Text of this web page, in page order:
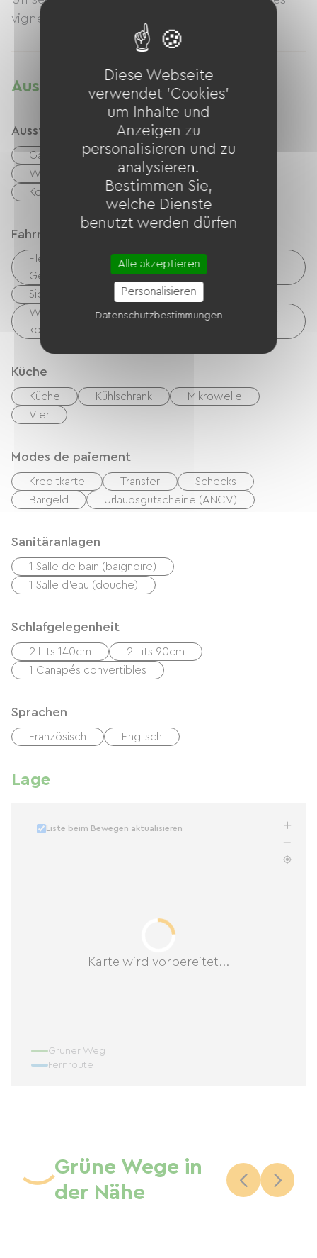
vignes du Bordelais.
Ausstattung
Ausstattung
Garten
Kaffeemaschine
Waschmaschine
Wäschetrockner
Kostenloses WLAN
TV
Fahrradannahme
Elektrische Ladestation (für E-Bike-Akkus, GPS-
Geräte usw.)
Sicherer Fahrradunterstand
Wäschemöglichkeiten vorhanden (kostenlos oder
kostenpflichtig)
Küche
Küche Kühlschrank
Mikrowelle
Vier
Modes de paiement
Kreditkarte Transfer
Schecks
Bargeld
Urlaubsgutscheine (ANCV)
Sanitäranlagen
1 Salle de bain (baignoire)
1 Salle d'eau (douche)
Schlafgelegenheit
2 Lits 140cm
2 Lits 90cm
1 Canapés convertibles
Sprachen
Französisch Englisch
Lage
Karte wird vorbereitet...
Liste beim Bewegen aktualisieren
Grüner Weg
Fernroute
Grüne Wege in
der Nähe
Diese Webseite
verwendet 'Cookies'
um Inhalte und
Anzeigen zu
personalisieren und zu
analysieren.
Bestimmen Sie,
welche Dienste
benutzt werden dürfen
Alle akzeptieren
Personalisieren
Datenschutzbestimmungen